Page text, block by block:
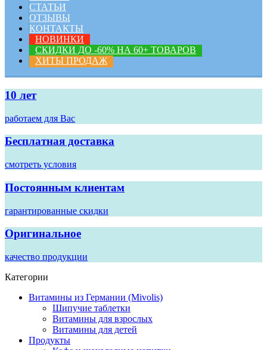
СТАТЬИ
ОТЗЫВЫ
КОНТАКТЫ
НОВИНКИ
СКИДКИ ДО -60% НА 60+ ТОВАРОВ
ХИТЫ ПРОДАЖ
10 лет
работаем для Вас
Бесплатная доставка
смотреть условия
Постоянным клиентам
гарантированные скидки
Оригинальное
качество продукции
Категории
Витамины из Германии (Mivolis)
Шипучие таблетки
Витамины для взрослых
Витамины для детей
Продукты